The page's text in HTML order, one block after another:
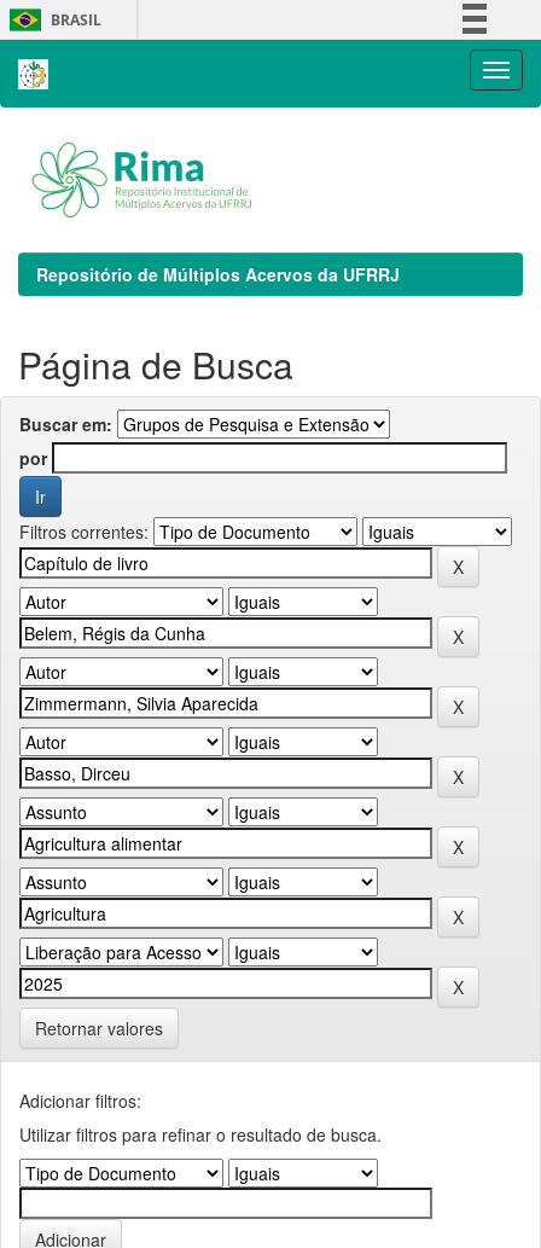
Skip
navigation
BRASIL
Repositório de Múltiplos Acervos da UFRRJ
Página de Busca
Buscar em:
por
Filtros correntes:
Retornar valores
Adicionar filtros:
Utilizar filtros para refinar o resultado de busca.